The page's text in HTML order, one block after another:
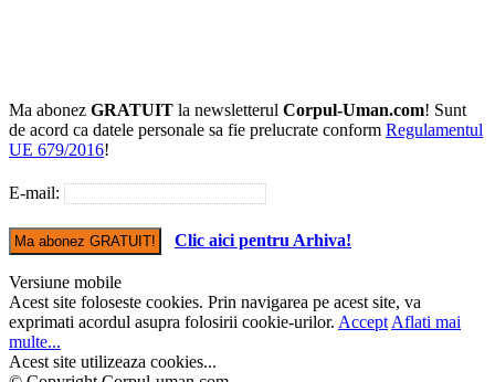
Ma abonez GRATUIT la newsletterul Corpul-Uman.com! Sunt
de acord ca datele personale sa fie prelucrate conform Regulamentul
UE 679/2016!
E-mail:
Clic aici pentru Arhiva!
Versiune mobile
Acest site foloseste cookies. Prin navigarea pe acest site, va
exprimati acordul asupra folosirii cookie-urilor. Accept Aflati mai
multe...
Acest site utilizeaza cookies...